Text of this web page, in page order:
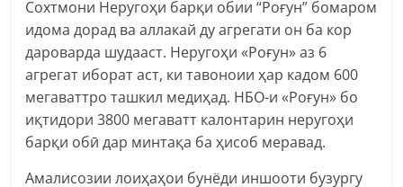
Сохтмони Неругоҳи барқи обии “Роғун” бомаром
идома дорад ва аллакай ду агрегати он ба кор
дароварда шудааст. Неругоҳи «Роғун» аз 6
агрегат иборат аст, ки тавоноии ҳар кадом 600
мегаваттро ташкил медиҳад. НБО-и «Роғун» бо
иқтидори 3800 мегаватт калонтарин неругоҳи
барқи обӣ дар минтақа ба ҳисоб меравад.
Амалисозии лоиҳаҳои бунёди иншооти бузургу